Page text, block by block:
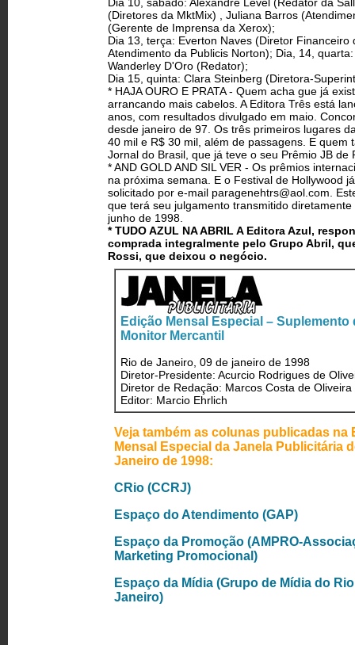
(Diretores da MktMix) , Juliana Barros
(Gerente de Imprensa da Xerox);
Dia 13, terça: Everton Naves (Diretor
Atendimento da Publicis Norton); Dia, 14,
Wanderley D'Oro (Redator);
Dia 15, quinta: Clara Steinberg (Diretora-
* HAJA OURO E PRATA - Quem acha gue já
arrancando mais cabelos. A Editora Três está
anos, com resultados divulgado em maio.
desde janeiro de 97. Os três primeiros lugares
40 mil e R$ 30 mil, além de passagens. E
Jornal do Brasil, que já teve o seu Prêmio JB de
* AND GOLD AND SIL VER - Os prêmios
na próxima semana. E o Festival de Hollywood
solicitado por e-mail paragenehtrs@aol.com .
que terá seu julgamento transmitido
junho de 1998.
* TUDO AZUL NA ABRIL­ A Editora Azul,
comprada integralmente pelo Grupo Abril,
Rossi, que deixou o negócio.
Edição Mensal Especial – Suplemento
Monitor Mercantil
Rio de Janeiro, 09 de janeiro de 1998
Diretor-Presidente: Acurcio Rodrigues de
Diretor de Redação: Marcos Costa de Oliveira
Editor: Marcio Ehrlich
Veja também as colunas publicadas na
Mensal Especial da Janela Publicitária
Janeiro de 1998:
CRio (CCRJ)
Espaço do Atendimento (GAP)
Espaço da Promoção (AMPRO-
Marketing Promocional)
Espaço da Mídia (Grupo de Mídia do
Janeiro)